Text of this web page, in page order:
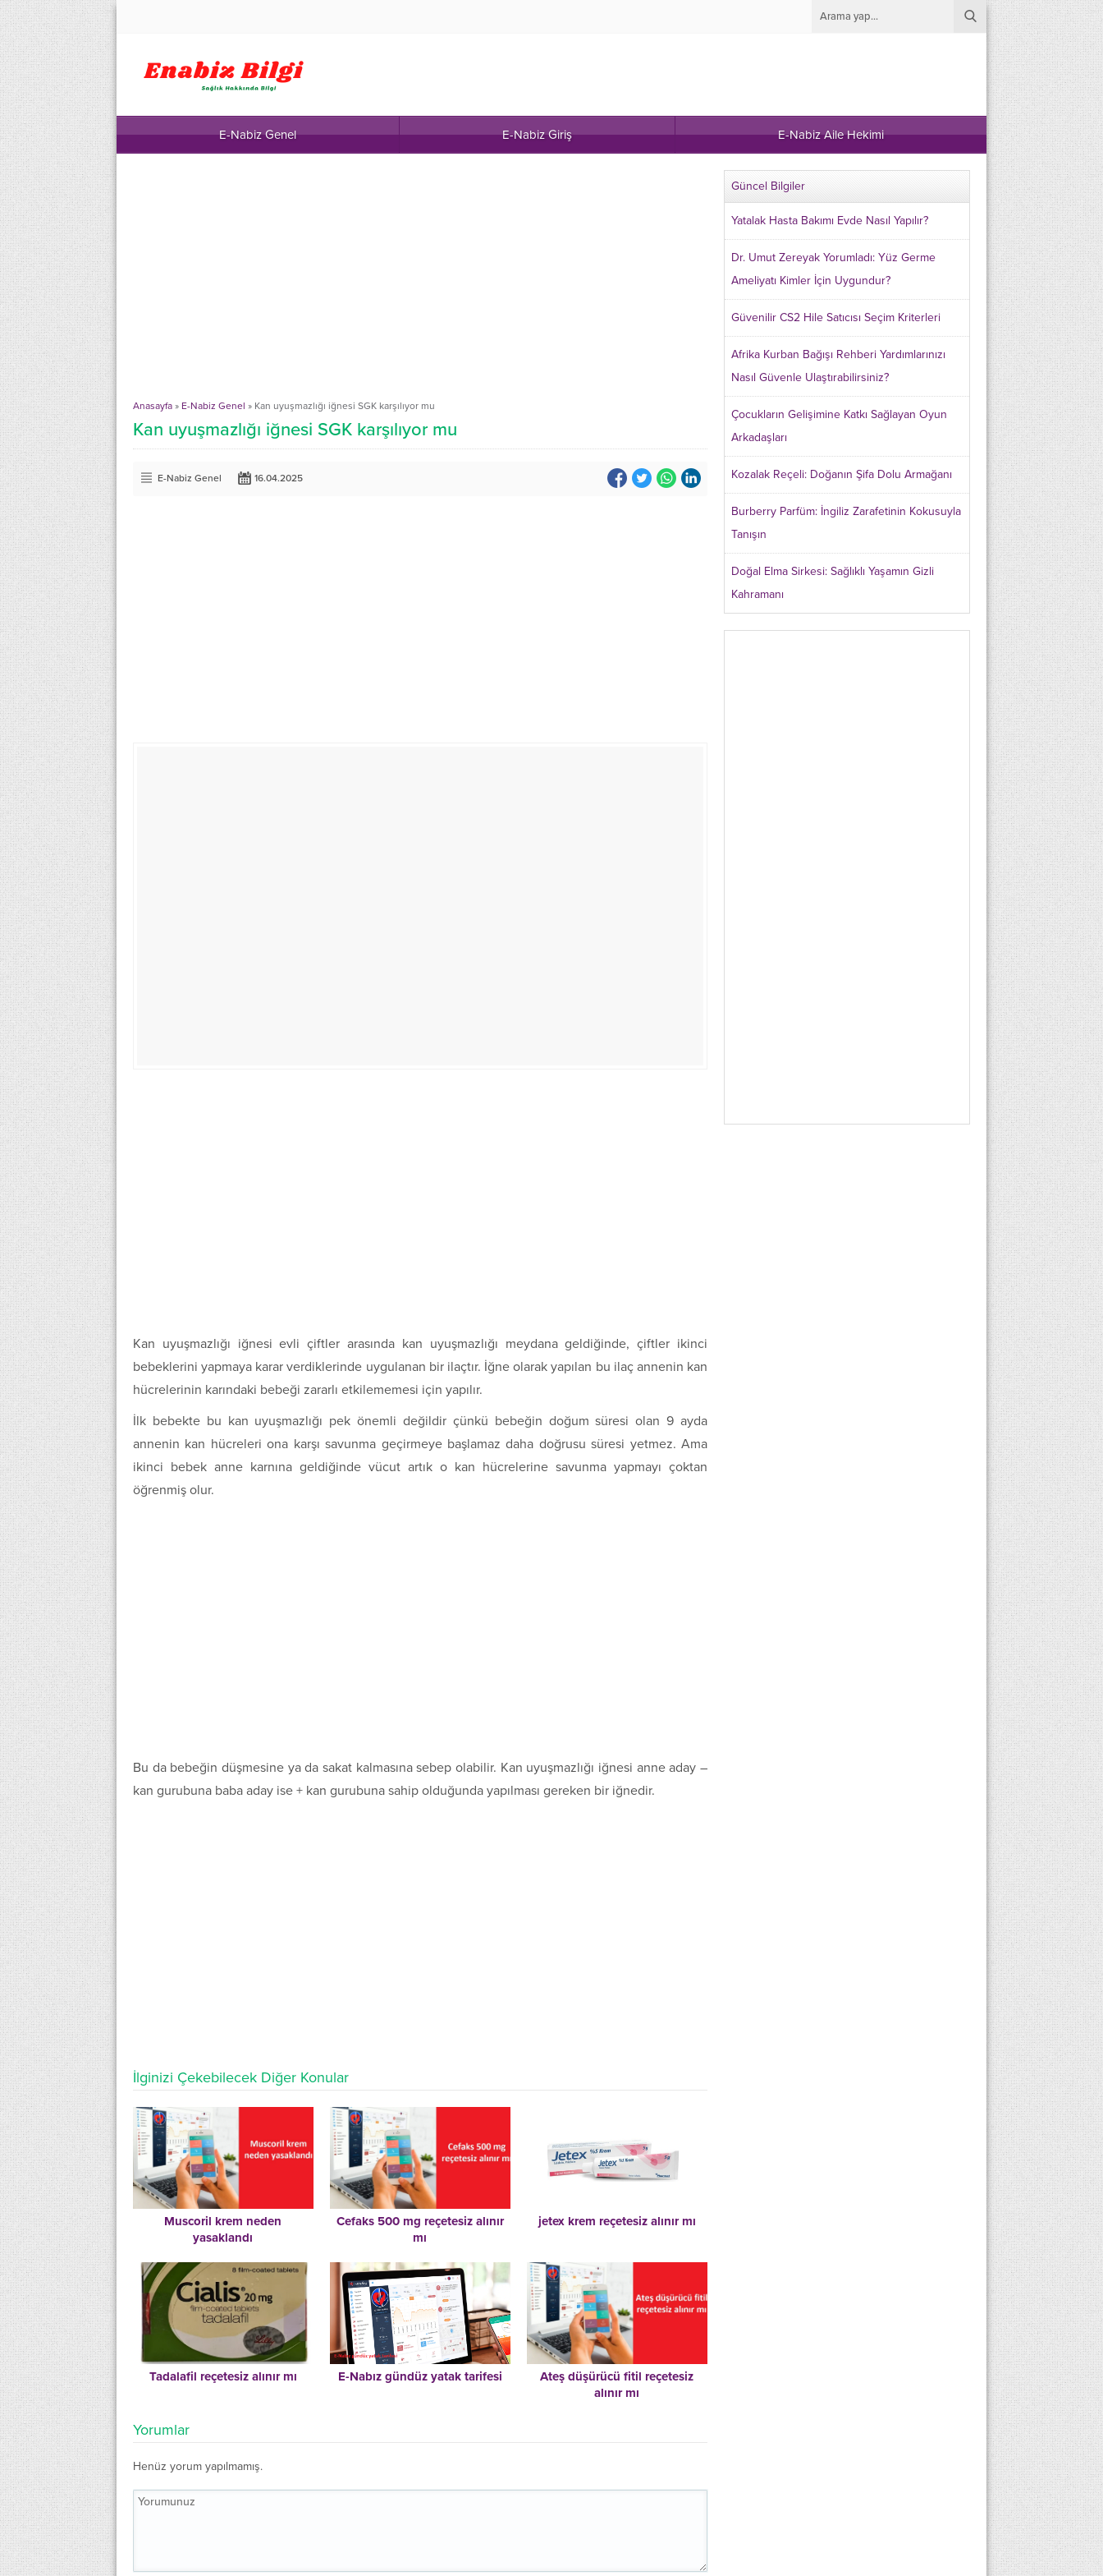
E-Nabiz Genel E-Nabiz Giriş E-Nabiz Aile Hekimi
Anasayfa » E-Nabiz Genel » Kan uyuşmazlığı iğnesi SGK karşılıyor mu
Kan uyuşmazlığı iğnesi SGK karşılıyor mu
E-Nabiz Genel 16.04.2025
Kan uyuşmazlığı iğnesi evli çiftler arasında kan uyuşmazlığı meydana geldiğinde, çiftler ikinci
bebeklerini yapmaya karar verdiklerinde uygulanan bir ilaçtır. İğne olarak yapılan bu ilaç annenin kan
hücrelerinin karındaki bebeği zararlı etkilememesi için yapılır.
İlk bebekte bu kan uyuşmazlığı pek önemli değildir çünkü bebeğin doğum süresi olan 9 ayda
annenin kan hücreleri ona karşı savunma geçirmeye başlamaz daha doğrusu süresi yetmez. Ama
ikinci bebek anne karnına geldiğinde vücut artık o kan hücrelerine savunma yapmayı çoktan
öğrenmiş olur.
Bu da bebeğin düşmesine ya da sakat kalmasına sebep olabilir. Kan uyuşmazlığı iğnesi anne aday –
kan gurubuna baba aday ise + kan gurubuna sahip olduğunda yapılması gereken bir iğnedir.
İlginizi Çekebilecek Diğer Konular
Muscoril krem neden
yasaklandı
Cefaks 500 mg reçetesiz alınır
mı
jetex krem reçetesiz alınır mı
Tadalafil reçetesiz alınır mı E-Nabız gündüz yatak tarifesi
Ateş düşürücü fitil reçetesiz
alınır mı
Yorumlar
Henüz yorum yapılmamış.
Güncel Bilgiler
Yatalak Hasta Bakımı Evde Nasıl Yapılır?
Dr. Umut Zereyak Yorumladı: Yüz Germe
Ameliyatı Kimler İçin Uygundur?
Güvenilir CS2 Hile Satıcısı Seçim Kriterleri
Afrika Kurban Bağışı Rehberi Yardımlarınızı
Nasıl Güvenle Ulaştırabilirsiniz?
Çocukların Gelişimine Katkı Sağlayan Oyun
Arkadaşları
Kozalak Reçeli: Doğanın Şifa Dolu Armağanı
Burberry Parfüm: İngiliz Zarafetinin Kokusuyla
Tanışın
Doğal Elma Sirkesi: Sağlıklı Yaşamın Gizli
Kahramanı